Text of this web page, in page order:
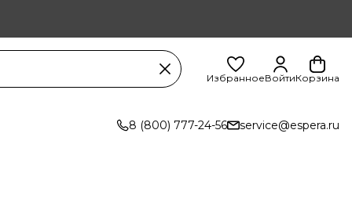
ИзбранноеВойтиКорзина
8 (800) 777-24-56 service@espera.ru